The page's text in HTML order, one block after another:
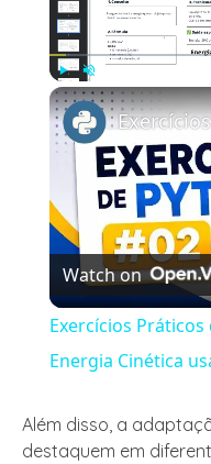
Play Unmute
Watch on
Exercícios
Energia Cinética
Além disso, a
destaquem em